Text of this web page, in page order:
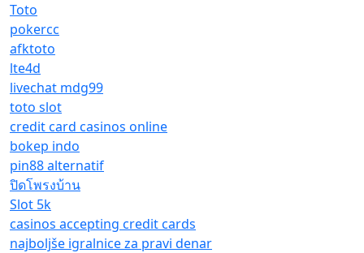
Toto
pokercc
afktoto
lte4d
livechat mdg99
toto slot
credit card casinos online
bokep indo
pin88 alternatif
ปิดโพรงบ้าน
Slot 5k
casinos accepting credit cards
najboljše igralnice za pravi denar